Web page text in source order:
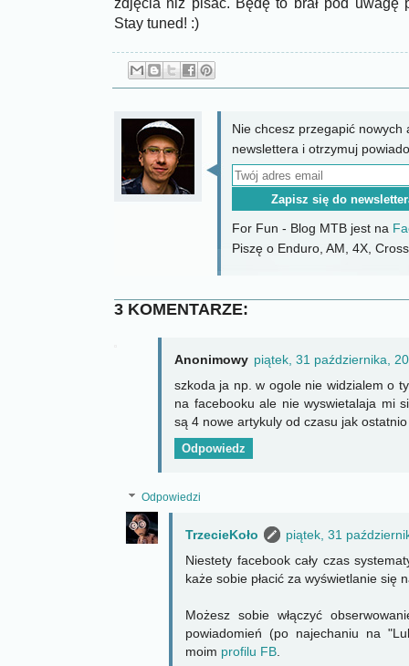
zdjęcia niż pisać. Będę to brał pod uwagę
Stay tuned! :)
Nie chcesz przegapić nowych
newslettera i otrzymuj
For Fun - Blog MTB jest na
Piszę o Enduro, AM, 4X,
3 KOMENTARZE:
Anonimowy piątek, 31 października,
szkoda ja np. w ogole nie widzialem o
na facebooku ale nie wyswietalaja mi
są 4 nowe artykuly od czasu jak
Odpowiedz
Odpowiedzi
TrzecieKoło
piątek, 31
Niestety facebook cały czas
każe sobie płacić za wyświetlanie się
Możesz sobie włączyć
powiadomień (po najechaniu na
moim profilu FB